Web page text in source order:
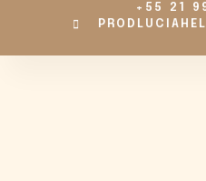
+55 21